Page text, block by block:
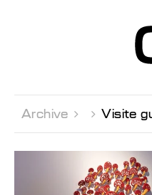
Archive   Visite